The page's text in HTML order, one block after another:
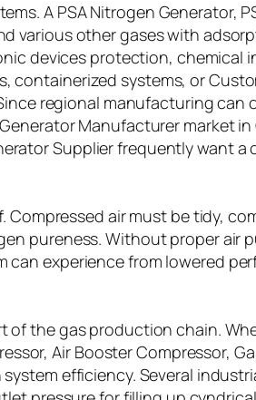
A PSA Nitrogen Generator,
various other gases with
devices protection, chemical
systems, or
regional manufacturing
Manufacturer market
Supplier frequently want
air must be tidy,
pureness. Without proper air
experience from lowered
the gas production chain.
Air Booster Compressor,
efficiency. Several